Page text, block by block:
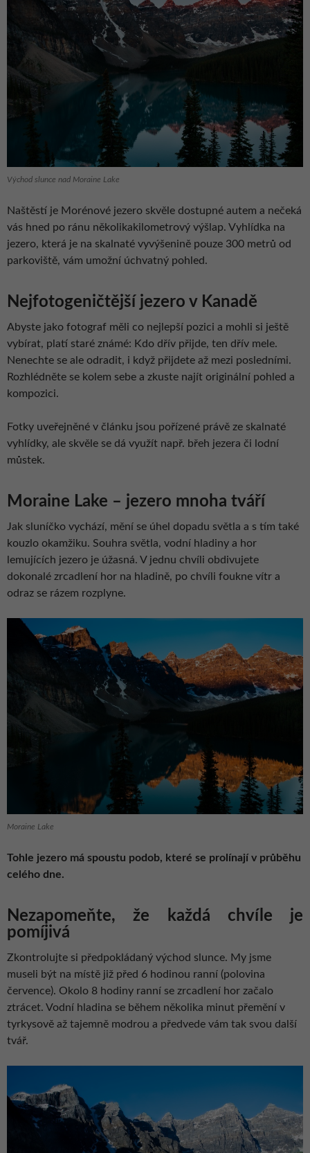
Východ slunce nad Moraine Lake
Naštěstí je Morénové jezero skvěle dostupné autem a nečeká
vás hned po ránu několikakilometrový výšlap. Vyhlídka na
jezero, která je na skalnaté vyvýšenině pouze 300 metrů od
parkoviště, vám umožní úchvatný pohled.
Nejfotogeničtější jezero v Kanadě
Abyste jako fotograf měli co nejlepší pozici a mohli si ještě
vybírat, platí staré známé: Kdo dřív přijde, ten dřív mele.
Nenechte se ale odradit, i když přijdete až mezi posledními.
Rozhlédněte se kolem sebe a zkuste najít originální pohled a
kompozici.
Fotky uveřejněné v článku jsou pořízené právě ze skalnaté
vyhlídky, ale skvěle se dá využít např. břeh jezera či lodní
můstek.
Moraine Lake – jezero mnoha tváří
Jak sluníčko vychází, mění se úhel dopadu světla a s tím také
kouzlo okamžiku. Souhra světla, vodní hladiny a hor
lemujících jezero je úžasná. V jednu chvíli obdivujete
dokonalé zrcadlení hor na hladině, po chvíli foukne vítr a
odraz se rázem rozplyne.
Moraine Lake
Tohle jezero má spoustu podob, které se prolínají v průběhu
celého dne.
Nezapomeňte, že každá chvíle je
pomíjivá
Zkontrolujte si předpokládaný východ slunce. My jsme
museli být na místě již před 6 hodinou ranní (polovina
července). Okolo 8 hodiny ranní se zrcadlení hor začalo
ztrácet. Vodní hladina se během několika minut přemění v
tyrkysově až tajemně modrou a předvede vám tak svou další
tvář.